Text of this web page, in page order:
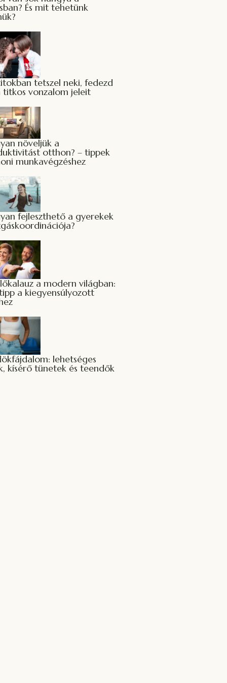
És mit tehetünk
tetszel neki, fedezd
titkos vonzalom jeleit
növeljük a
otthon? – tippek
munkavégzéshez
fejleszthető a gyerekek
a modern világban:
a kiegyensúlyozott
lehetséges
kísérő tünetek és teendők